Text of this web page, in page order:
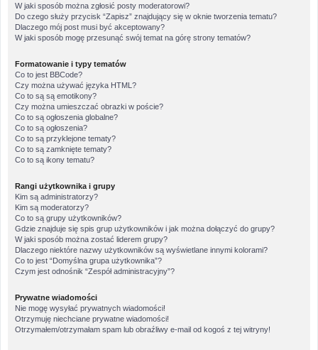
W jaki sposób można zgłosić posty moderatorowi?
Do czego służy przycisk “Zapisz” znajdujący się w oknie tworzenia tematu?
Dlaczego mój post musi być akceptowany?
W jaki sposób mogę przesunąć swój temat na górę strony tematów?
Formatowanie i typy tematów
Co to jest BBCode?
Czy można używać języka HTML?
Co to są są emotikony?
Czy można umieszczać obrazki w poście?
Co to są ogłoszenia globalne?
Co to są ogłoszenia?
Co to są przyklejone tematy?
Co to są zamknięte tematy?
Co to są ikony tematu?
Rangi użytkownika i grupy
Kim są administratorzy?
Kim są moderatorzy?
Co to są grupy użytkowników?
Gdzie znajduje się spis grup użytkowników i jak można dołączyć do grupy?
W jaki sposób można zostać liderem grupy?
Dlaczego niektóre nazwy użytkowników są wyświetlane innymi kolorami?
Co to jest “Domyślna grupa użytkownika”?
Czym jest odnośnik “Zespół administracyjny”?
Prywatne wiadomości
Nie mogę wysyłać prywatnych wiadomości!
Otrzymuję niechciane prywatne wiadomości!
Otrzymałem/otrzymałam spam lub obraźliwy e-mail od kogoś z tej witryny!